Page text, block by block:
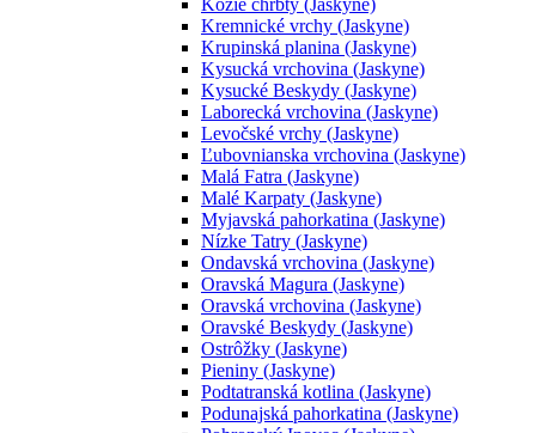
Kremnické vrchy (Jaskyne)
Krupinská planina (Jaskyne)
Kysucká vrchovina (Jaskyne)
Kysucké Beskydy (Jaskyne)
Laborecká vrchovina (Jaskyne)
Levočské vrchy (Jaskyne)
Ľubovnianska vrchovina (Jaskyne)
Malá Fatra (Jaskyne)
Malé Karpaty (Jaskyne)
Myjavská pahorkatina (Jaskyne)
Nízke Tatry (Jaskyne)
Ondavská vrchovina (Jaskyne)
Oravská Magura (Jaskyne)
Oravská vrchovina (Jaskyne)
Oravské Beskydy (Jaskyne)
Ostrôžky (Jaskyne)
Pieniny (Jaskyne)
Podtatranská kotlina (Jaskyne)
Podunajská pahorkatina (Jaskyne)